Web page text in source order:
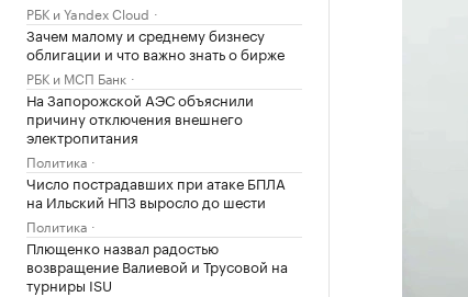
РБК и Yandex Cloud
Зачем малому и среднему бизнесу
облигации и что важно знать о бирже
РБК и МСП Банк
На Запорожской АЭС объяснили
причину отключения внешнего
электропитания
Политика
Число пострадавших при атаке БПЛА
на Ильский НПЗ выросло до шести
Политика
Плющенко назвал радостью
возвращение Валиевой и Трусовой на
турниры ISU